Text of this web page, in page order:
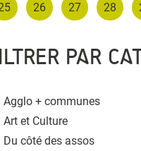
26 27 28
PAR
Agglo + communes
Art et Culture
Du côté des assos